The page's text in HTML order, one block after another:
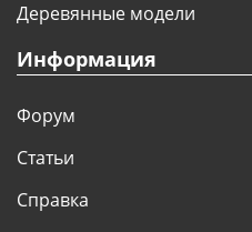
Деревянные модели
Информация
Форум
Статьи
Справка